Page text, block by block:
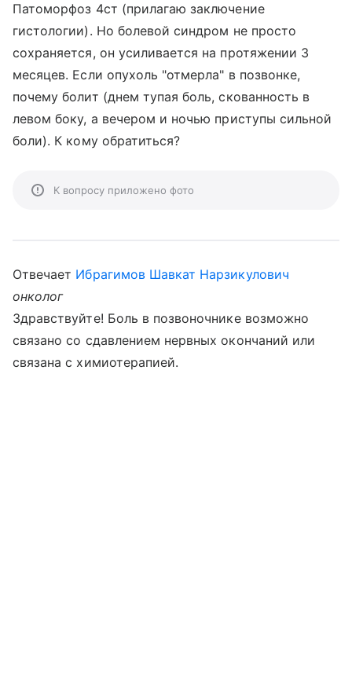
Патоморфоз 4ст (прилагаю заключение
гистологии). Но болевой синдром не просто
сохраняется, он усиливается на протяжении 3
месяцев. Если опухоль "отмерла" в позвонке,
почему болит (днем тупая боль, скованность в
левом боку, а вечером и ночью приступы сильной
боли). К кому обратиться?
К вопросу приложено фото
Отвечает Ибрагимов Шавкат Нарзикулович
онколог
Здравствуйте! Боль в позвоночнике возможно
связано со сдавлением нервных окончаний или
связана с химиотерапией.